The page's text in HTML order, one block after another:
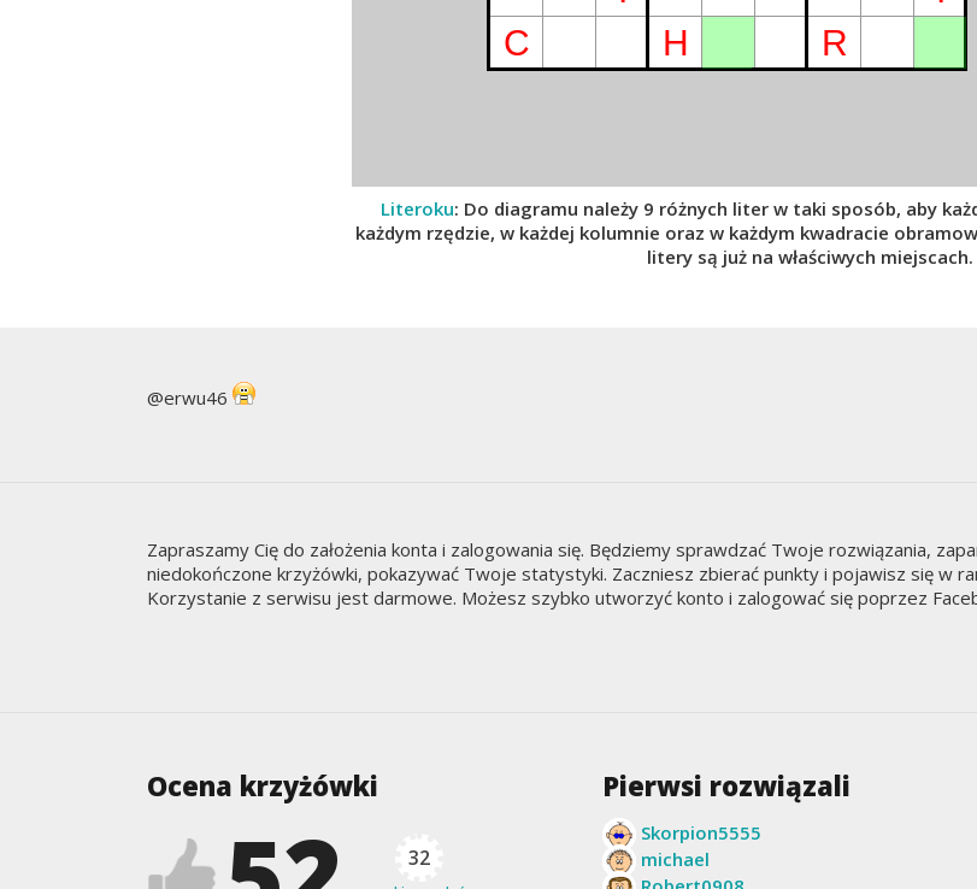
C
H R
Literoku: Do diagramu należy 9 różnych liter w taki sposób, aby
każdym rzędzie, w każdej kolumnie oraz w każdym kwadracie
litery są już na właściwych miejscach.
@erwu46
Zapraszamy Cię do założenia konta i zalogowania się. Będziemy sprawdzać Twoje rozwiązania,
niedokończone krzyżówki, pokazywać Twoje statystyki. Zaczniesz zbierać punkty i pojawisz się w
Korzystanie z serwisu jest darmowe. Możesz szybko utworzyć konto i zalogować się poprzez
Ocena krzyżówki
32
Pierwsi rozwiązali
Skorpion5555
michael